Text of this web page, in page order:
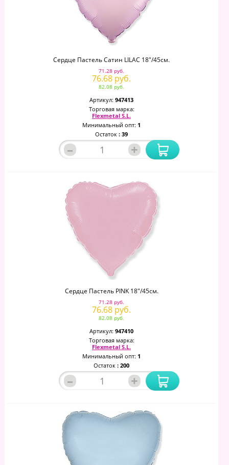
Сердце Пастель Сатин LILAC 18"/45см.
71.28 руб.
76.68 руб.
82.08 руб.
Артикул: 947413
Торговая марка:
Flexmetal S.L.
Минимальный опт: 1
Остаток : 39
– +
Сердце Пастель PINK 18"/45см.
71.28 руб.
76.68 руб.
82.08 руб.
Артикул: 947410
Торговая марка:
Flexmetal S.L.
Минимальный опт: 1
Остаток : 200
– +